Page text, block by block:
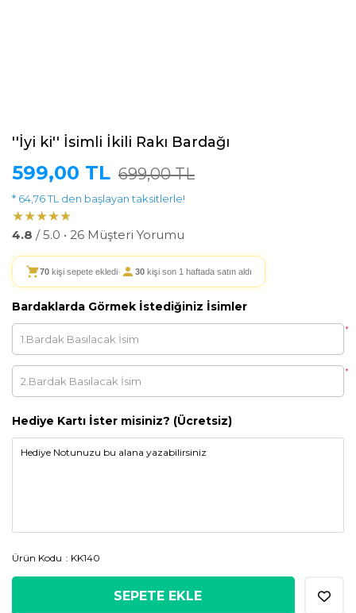
''İyi ki'' İsimli İkili Rakı Bardağı
599,00 TL 699,00 TL
* 64,76 TL den başlayan taksitlerle!
★★★★★
4.8 / 5.0 • 26 Müşteri Yorumu
70 kişi sepete ekledi· 30 kişi son 1 haftada satın aldı
Bardaklarda Görmek İstediğiniz İsimler
*
*
Hediye Kartı İster misiniz? (Ücretsiz)
Ürün Kodu KK140
SEPETE EKLE